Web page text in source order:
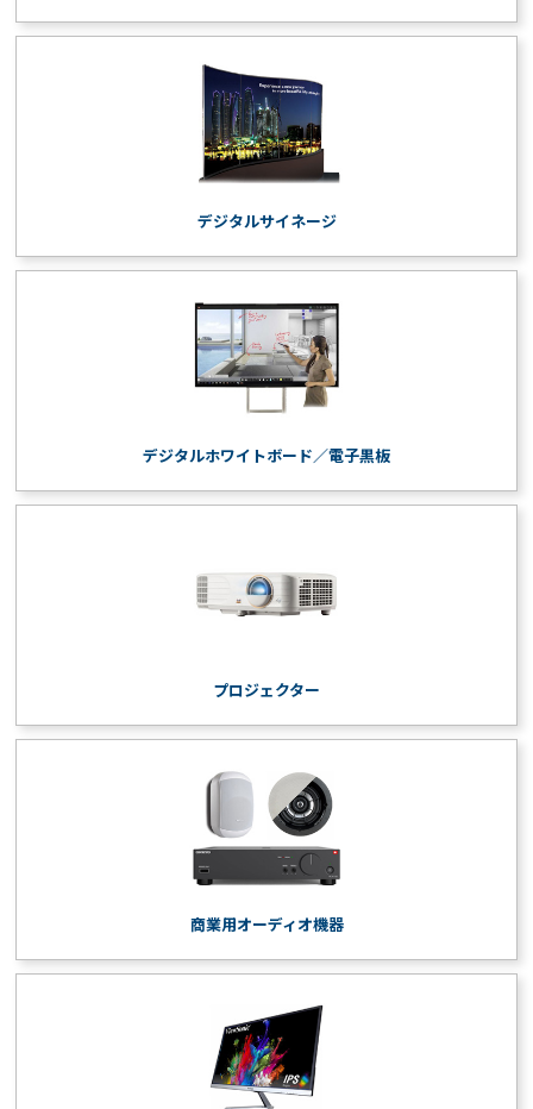
デジタルサイネージ
デジタルホワイトボード／電子黒板
プロジェクター
商業用オーディオ機器